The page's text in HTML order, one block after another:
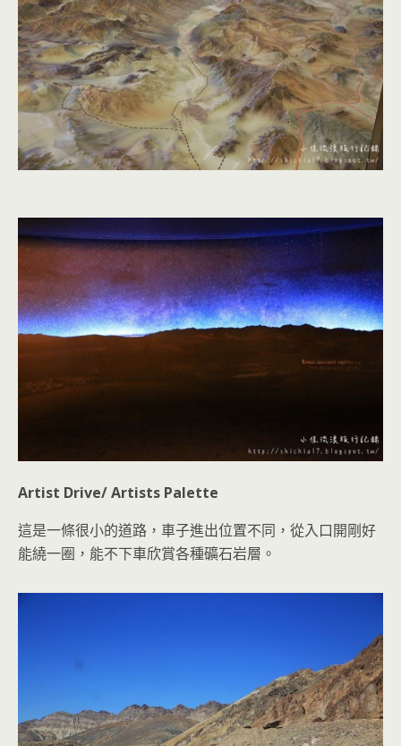
Artist Drive/ Artists Palette
這是一條很小的道路，車子進出位置不同，從入口開剛好
能繞一圈，能不下車欣賞各種礦石岩層。